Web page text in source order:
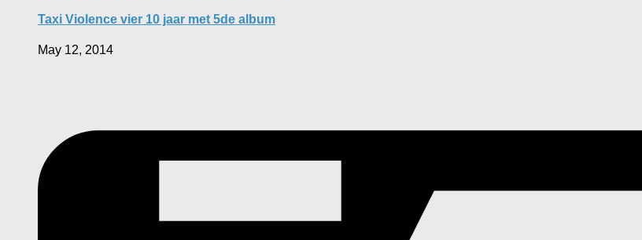
Taxi Violence vier 10 jaar met 5de album
May 12, 2014